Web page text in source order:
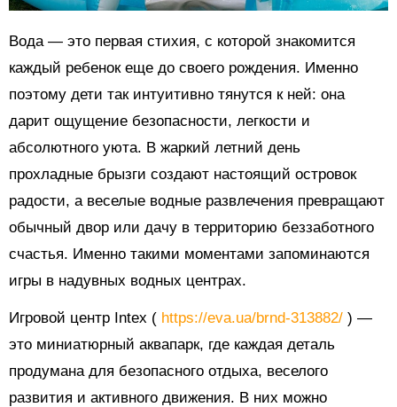
Вода — это первая стихия, с которой знакомится
каждый ребенок еще до своего рождения. Именно
поэтому дети так интуитивно тянутся к ней: она
дарит ощущение безопасности, легкости и
абсолютного уюта. В жаркий летний день
прохладные брызги создают настоящий островок
радости, а веселые водные развлечения превращают
обычный двор или дачу в территорию беззаботного
счастья. Именно такими моментами запоминаются
игры в надувных водных центрах.
Игровой центр Intex ( https://eva.ua/brnd-313882/ ) —
это миниатюрный аквапарк, где каждая деталь
продумана для безопасного отдыха, веселого
развития и активного движения. В них можно